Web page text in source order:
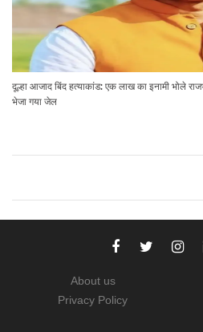
दूल्हा आजाद बिंद हत्याकांड: एक लाख का इनामी भोले
भेजा गया जेल
About us
Privacy Policy